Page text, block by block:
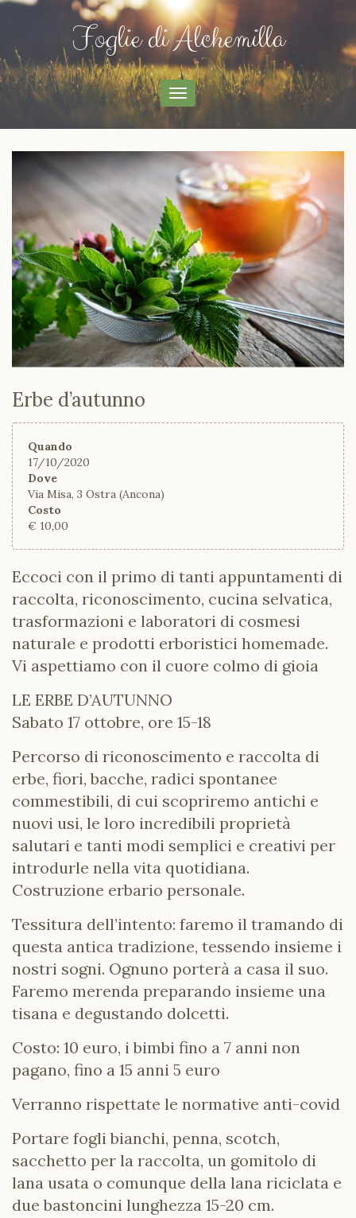
Foglie di Alchemilla
menu
di
navigazione
Erbe d’autunno
Quando
17/10/2020
Dove
Via Misa, 3 Ostra (Ancona)
Costo
€ 10,00
Eccoci con il primo di tanti appuntamenti di
raccolta, riconoscimento, cucina selvatica,
trasformazioni e laboratori di cosmesi
naturale e prodotti erboristici homemade.
Vi aspettiamo con il cuore colmo di gioia
LE ERBE D’AUTUNNO
Sabato 17 ottobre, ore 15-18
Percorso di riconoscimento e raccolta di
erbe, fiori, bacche, radici spontanee
commestibili, di cui scopriremo antichi e
nuovi usi, le loro incredibili proprietà
salutari e tanti modi semplici e creativi per
introdurle nella vita quotidiana.
Costruzione erbario personale.
Tessitura dell’intento: faremo il tramando di
questa antica tradizione, tessendo insieme i
nostri sogni. Ognuno porterà a casa il suo.
Faremo merenda preparando insieme una
tisana e degustando dolcetti.
Costo: 10 euro, i bimbi fino a 7 anni non
pagano, fino a 15 anni 5 euro
Verranno rispettate le normative anti-covid
Portare fogli bianchi, penna, scotch,
sacchetto per la raccolta, un gomitolo di
lana usata o comunque della lana riciclata e
due bastoncini lunghezza 15-20 cm.